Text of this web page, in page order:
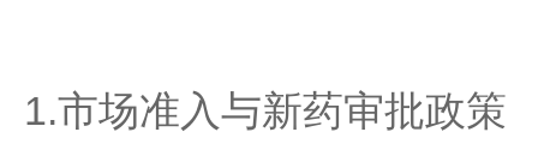
1.市场准入与新药审批政策